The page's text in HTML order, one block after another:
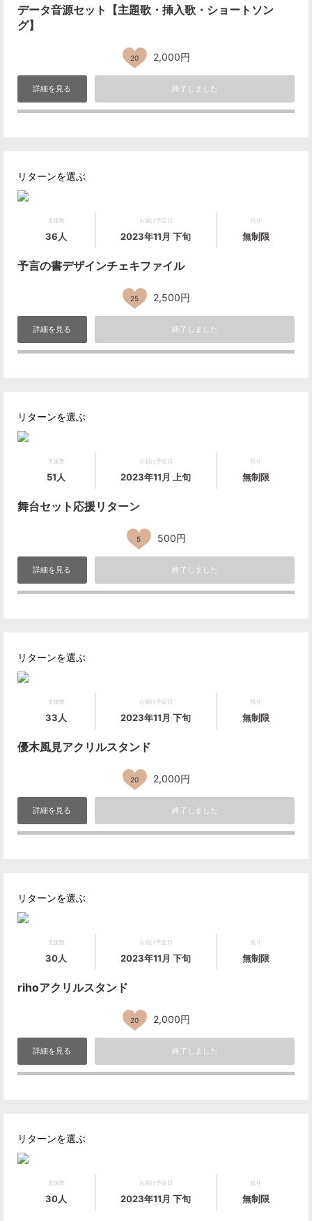
データ音源セット【主題歌・挿入歌・ショートソン
グ】
20 2,000円
詳細を見る 終了しました
リターンを選ぶ
支援数
36人
お届け予定日
2023年11月 下旬
残り
無制限
予言の書デザインチェキファイル
25 2,500円
詳細を見る 終了しました
リターンを選ぶ
支援数
51人
お届け予定日
2023年11月 上旬
残り
無制限
舞台セット応援リターン
5 500円
詳細を見る 終了しました
リターンを選ぶ
支援数
33人
お届け予定日
2023年11月 下旬
残り
無制限
優木風見アクリルスタンド
20 2,000円
詳細を見る 終了しました
リターンを選ぶ
支援数
30人
お届け予定日
2023年11月 下旬
残り
無制限
rihoアクリルスタンド
20 2,000円
詳細を見る 終了しました
リターンを選ぶ
支援数
30人
お届け予定日
2023年11月 下旬
残り
無制限